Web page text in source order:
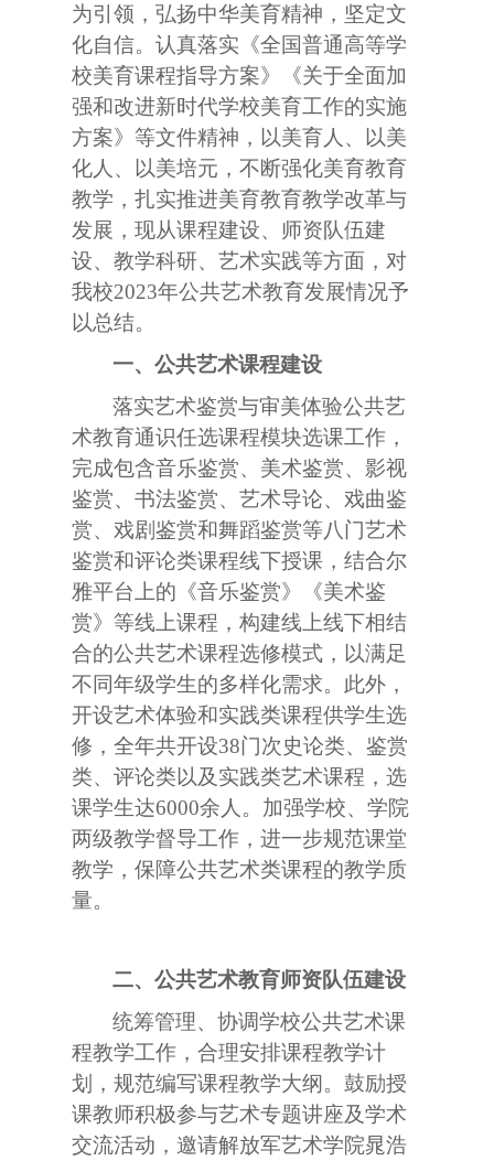
为引领，弘扬中华美育精神，坚定文
化自信。认真落实《全国普通高等学
校美育课程指导方案》《关于全面加
强和改进新时代学校美育工作的实施
方案》等文件精神，以美育人、以美
化人、以美培元，不断强化美育教育
教学，扎实推进美育教育教学改革与
发展，现从课程建设、师资队伍建
设、教学科研、艺术实践等方面，对
我校2023年公共艺术教育发展情况予
以总结。
一、公共艺术课程建设
落实艺术鉴赏与审美体验公共艺
术教育通识任选课程模块选课工作，
完成包含音乐鉴赏、美术鉴赏、影视
鉴赏、书法鉴赏、艺术导论、戏曲鉴
赏、戏剧鉴赏和舞蹈鉴赏等八门艺术
鉴赏和评论类课程线下授课，结合尔
雅平台上的《音乐鉴赏》《美术鉴
赏》等线上课程，构建线上线下相结
合的公共艺术课程选修模式，以满足
不同年级学生的多样化需求。此外，
开设艺术体验和实践类课程供学生选
修，全年共开设38门次史论类、鉴赏
类、评论类以及实践类艺术课程，选
课学生达6000余人。加强学校、学院
两级教学督导工作，进一步规范课堂
教学，保障公共艺术类课程的教学质
量。
二、公共艺术教育师资队伍建设
统筹管理、协调学校公共艺术课
程教学工作，合理安排课程教学计
划，规范编写课程教学大纲。鼓励授
课教师积极参与艺术专题讲座及学术
交流活动，邀请解放军艺术学院晁浩